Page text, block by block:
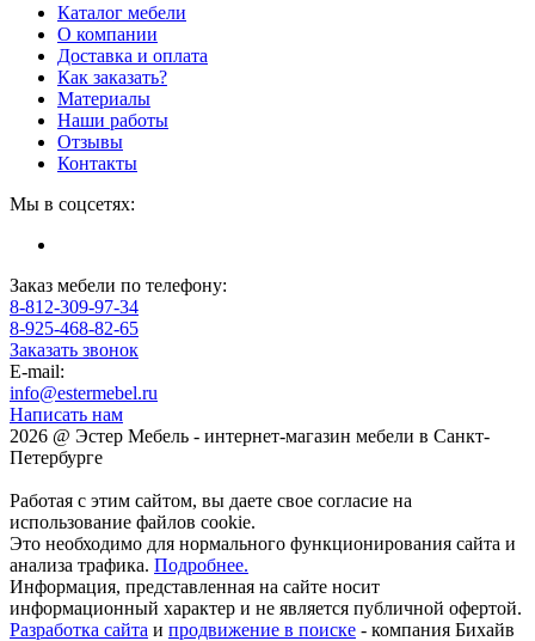
Каталог мебели
О компании
Доставка и оплата
Как заказать?
Материалы
Наши работы
Отзывы
Контакты
Мы в соцсетях:
Заказ мебели по телефону:
8-812-309-97-34
8-925-468-82-65
Заказать звонок
E-mail:
info@estermebel.ru
Написать нам
2026 @ Эстер Мебель - интернет-магазин мебели в Санкт-
Петербурге
Работая с этим сайтом, вы даете свое согласие на
использование файлов cookie.
Это необходимо для нормального функционирования сайта и
анализа трафика. Подробнее.
Информация, представленная на сайте носит
информационный характер и не является публичной офертой.
Разработка сайта и продвижение в поиске - компания Бихайв